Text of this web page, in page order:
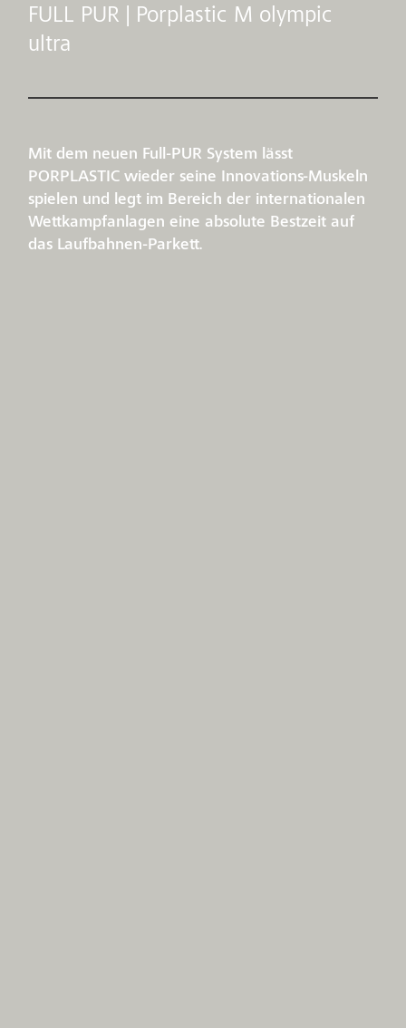
FULL PUR | Porplastic M olympic
ultra
Mit dem neuen Full-PUR System lässt
PORPLASTIC wieder seine Innovations-Muskeln
spielen und legt im Bereich der internationalen
Wettkampfanlagen eine absolute Bestzeit auf
das Laufbahnen-Parkett.